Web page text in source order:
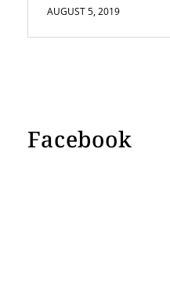
AUGUST 5, 2019
Facebook